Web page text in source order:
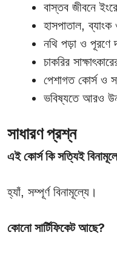
বাস্তব জীবনে
হাসপাতাল,
নথি পড়া ও পূরণে
চাকরির
পেশাগত কোর্স ও
ভবিষ্যতে আরও
সাধারণ প্রশ্ন
এই কোর্স কি সত্যিই
হ্যাঁ, সম্পূর্ণ বিনামূল্যে।
কোনো সার্টিফিকেট আছে?